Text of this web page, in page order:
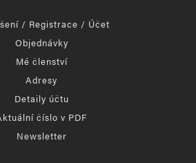
/ Registrace / Účet
Objednávky
Mé členství
Adresy
Detaily účtu
číslo v PDF
Newsletter